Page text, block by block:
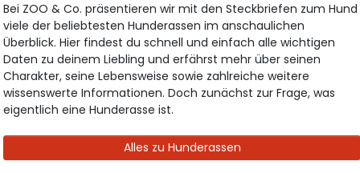
Bei ZOO & Co. präsentieren wir mit den Steckbriefen zum Hund
viele der beliebtesten Hunderassen im anschaulichen
Überblick. Hier findest du schnell und einfach alle wichtigen
Daten zu deinem Liebling und erfährst mehr über seinen
Charakter, seine Lebensweise sowie zahlreiche weitere
wissenswerte Informationen. Doch zunächst zur Frage, was
eigentlich eine Hunderasse ist.
Alles zu Hunderassen